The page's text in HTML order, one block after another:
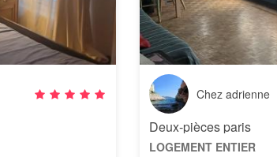
Chez adrienne
Deux-pièces paris
LOGEMENT ENTIER